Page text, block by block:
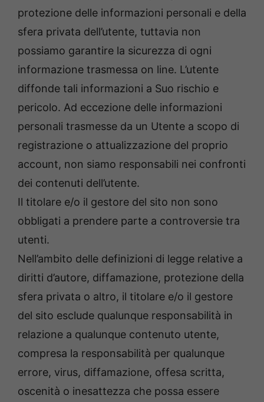
protezione delle informazioni personali e della
sfera privata dell’utente, tuttavia non
possiamo garantire la sicurezza di ogni
informazione trasmessa on line. L’utente
diffonde tali informazioni a Suo rischio e
pericolo. Ad eccezione delle informazioni
personali trasmesse da un Utente a scopo di
registrazione o attualizzazione del proprio
account, non siamo responsabili nei confronti
dei contenuti dell’utente.
Il titolare e/o il gestore del sito non sono
obbligati a prendere parte a controversie tra
utenti.
Nell’ambito delle definizioni di legge relative a
diritti d’autore, diffamazione, protezione della
sfera privata o altro, il titolare e/o il gestore
del sito esclude qualunque responsabilità in
relazione a qualunque contenuto utente,
compresa la responsabilità per qualunque
errore, virus, diffamazione, offesa scritta,
oscenità o inesattezza che possa essere